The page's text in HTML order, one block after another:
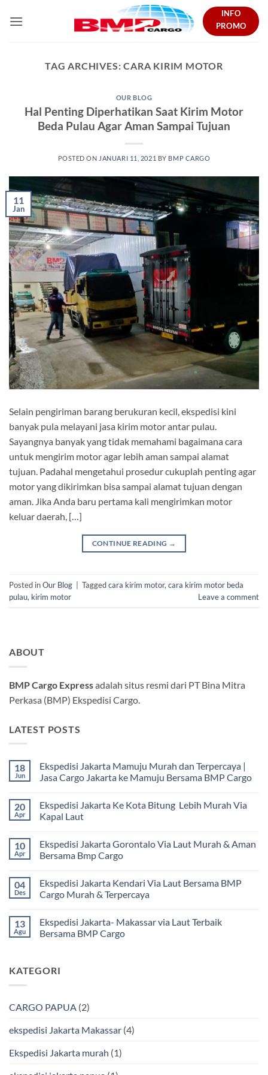
INFO
PROMO
TAG ARCHIVES:CARA KIRIM MOTOR
OUR BLOG
Hal Penting Diperhatikan Saat Kirim Motor
Beda Pulau Agar Aman Sampai Tujuan
POSTED ON JANUARI 11, 2021 BY BMP CARGO
11
Jan
Selain pengiriman barang berukuran kecil, ekspedisi kini
banyak pula melayani jasa kirim motor antar pulau.
Sayangnya banyak yang tidak memahami bagaimana cara
untuk mengirim motor agar lebih aman sampai alamat
tujuan. Padahal mengetahui prosedur cukuplah penting agar
motor yang dikirimkan bisa sampai alamat tujuan dengan
aman. Jika Anda baru pertama kali mengirimkan motor
keluar daerah, […]
CONTINUE READING →
Posted inOur Blog Taggedcara kirim motor, cara kirim motor beda
pulau, kirim motor Leave a comment
ABOUT
BMP Cargo Expressadalah situs resmi dari PT Bina Mitra
Perkasa (BMP) Ekspedisi Cargo.
LATEST POSTS
18
Jun
Ekspedisi Jakarta Mamuju Murah dan Terpercaya |
Jasa Cargo Jakarta ke Mamuju Bersama BMP Cargo
komentar
pada
Ekspedisi
Murah
dan
Terpercaya
Cargo
Jakarta
ke
BMP
Cargo
20
Apr
Ekspedisi Jakarta Ke Kota Bitung Lebih Murah Via
Kapal Laut
komentar
pada
Ekspedisi
Kota
Bitung
Lebih
Kapal
Laut
10
Apr
Ekspedisi Jakarta Gorontalo Via Laut Murah & Aman
Bersama Bmp Cargo
komentar
pada
Ekspedisi
Via
Laut
Murah
Bmp
Cargo
04
Des
Ekspedisi Jakarta Kendari Via Laut Bersama BMP
Cargo Murah & Terpercaya
komentar
pada
Ekspedisi
Laut
Bersama
&
13
Agu
Ekspedisi Jakarta- Makassar via Laut Terbaik
Bersama BMP Cargo
pada
Ekspedisi
Laut
BMP
KATEGORI
CARGO PAPUA (2)
ekspedisi Jakarta Makassar (4)
Ekspedisi Jakarta murah (1)